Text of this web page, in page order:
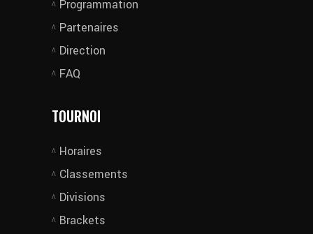
Programmation
Partenaires
Direction
FAQ
TOURNOI
Horaires
Classements
Divisions
Brackets